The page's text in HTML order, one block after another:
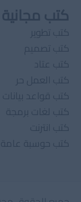
كتب مجانية
كتب تطوير
كتب تصميم
كتب عتاد
كتب العمل حر
كتب قواعد بيانات
كتب لغات برمجة
كتب انترنت
كتب حوسبة عامة